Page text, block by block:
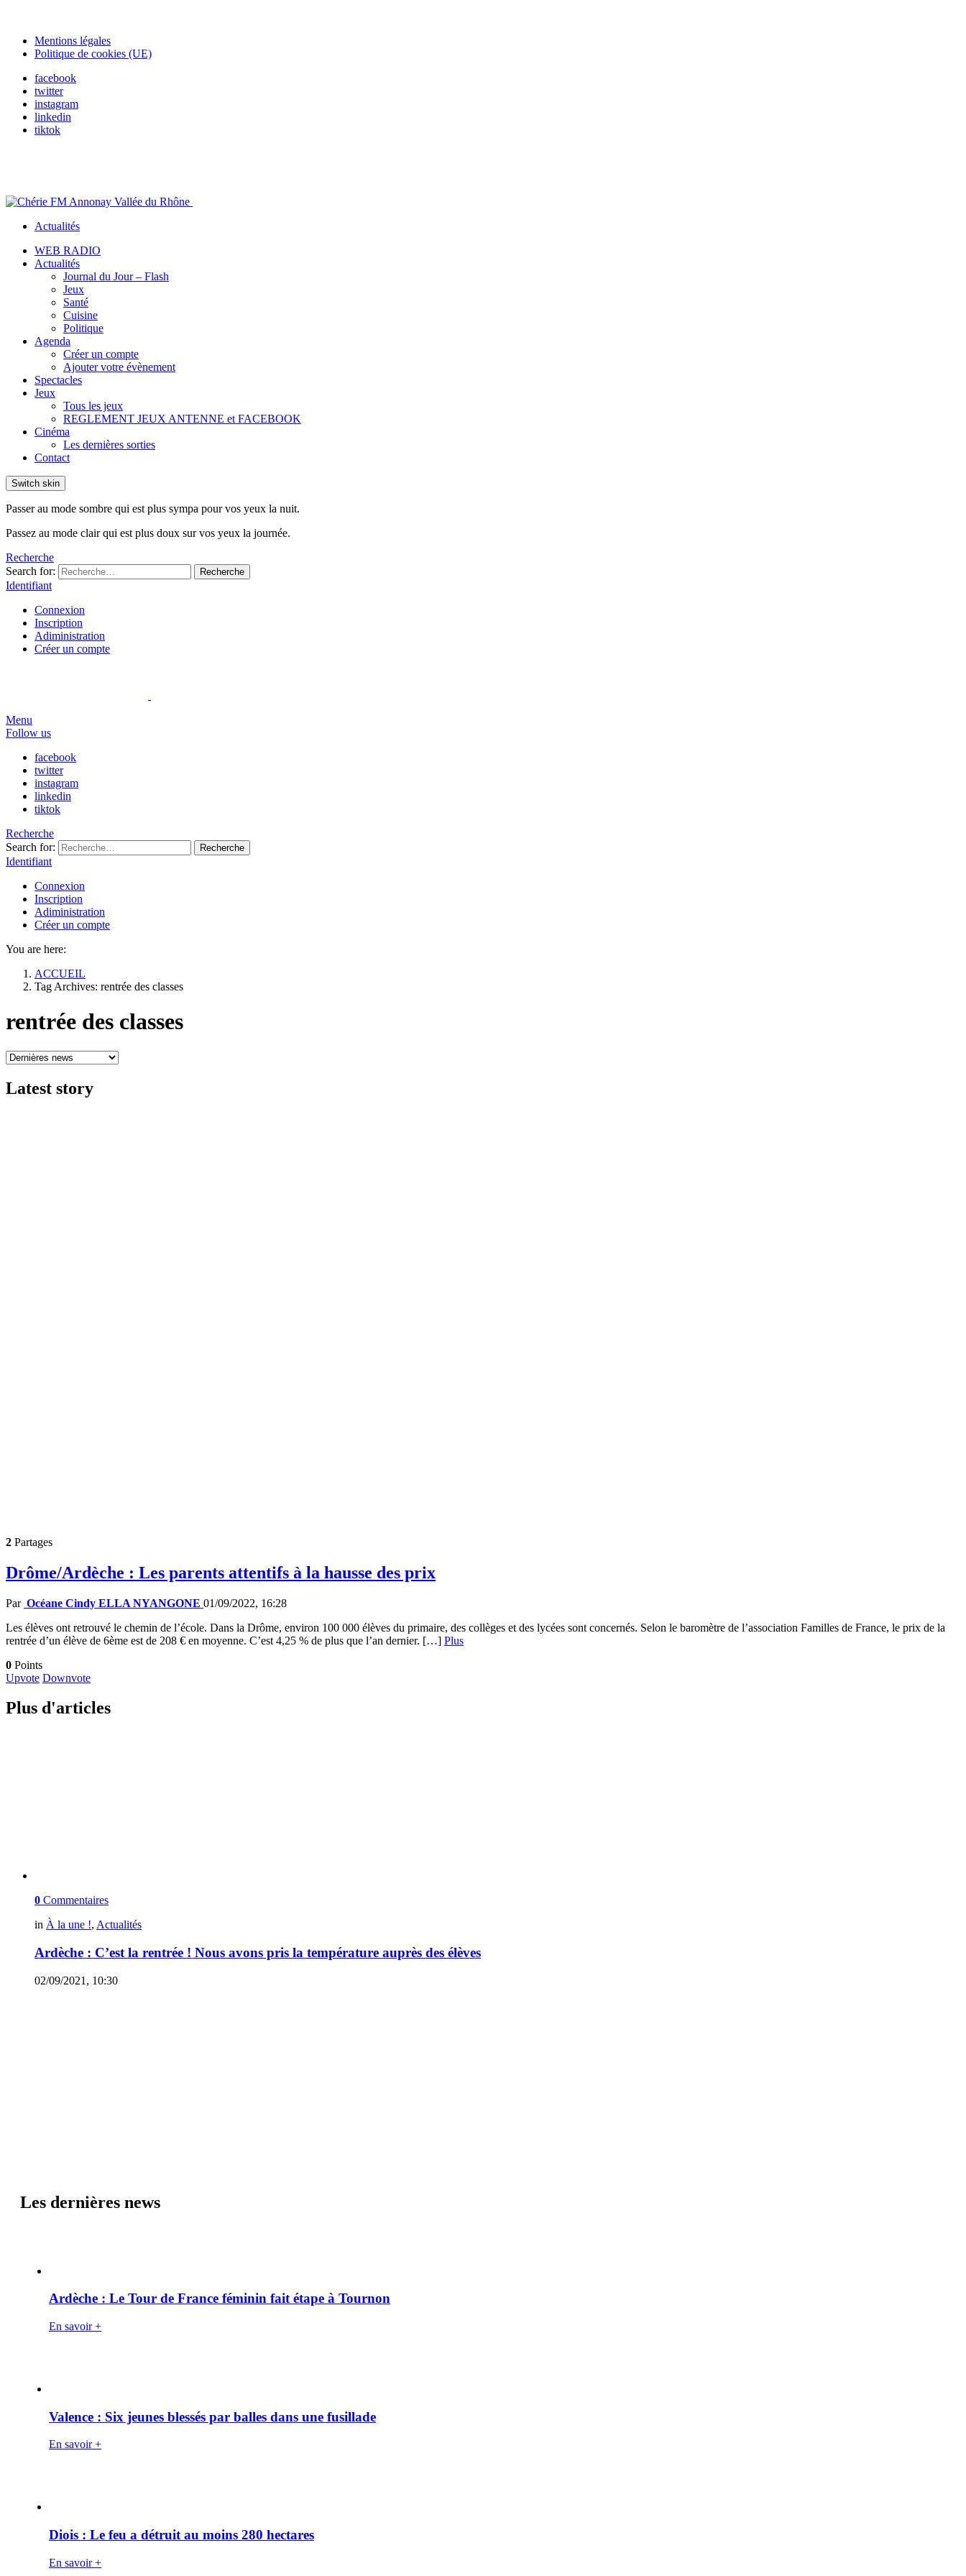
Mentions légales
Politique de cookies (UE)
facebook
twitter
instagram
linkedin
tiktok
Actualités
WEB RADIO
Actualités
Journal du Jour – Flash
Jeux
Santé
Cuisine
Politique
Agenda
Créer un compte
Ajouter votre évènement
Spectacles
Jeux
Tous les jeux
REGLEMENT JEUX ANTENNE et FACEBOOK
Cinéma
Les dernières sorties
Contact
Switch skin
Passer au mode sombre qui est plus sympa pour vos yeux la nuit.
Passez au mode clair qui est plus doux sur vos yeux la journée.
Recherche
Search for:
Recherche
Identifiant
Connexion
Inscription
Adiministration
Créer un compte
Menu
Follow us
facebook
twitter
instagram
linkedin
tiktok
Recherche
Search for:
Recherche
Identifiant
Connexion
Inscription
Adiministration
Créer un compte
You are here:
ACCUEIL
Tag Archives: rentrée des classes
rentrée des classes
Latest story
2 Partages
Drôme/Ardèche : Les parents attentifs à la hausse des prix
Par Océane Cindy ELLA NYANGONE 01/09/2022, 16:28
Les élèves ont retrouvé le chemin de l’école. Dans la Drôme, environ 100 000 élèves du primaire, des collèges et des lycées sont concernés. Selon le baromètre de l’association Familles de France, le prix de la
rentrée d’un élève de 6ème est de 208 € en moyenne. C’est 4,25 % de plus que l’an dernier. […] Plus
0 Points
Upvote Downvote
Plus d'articles
0 Commentaires
in À la une !, Actualités
Ardèche : C’est la rentrée ! Nous avons pris la température auprès des élèves
02/09/2021, 10:30
Les dernières news
Ardèche : Le Tour de France féminin fait étape à Tournon
En savoir +
Valence : Six jeunes blessés par balles dans une fusillade
En savoir +
Diois : Le feu a détruit au moins 280 hectares
En savoir +